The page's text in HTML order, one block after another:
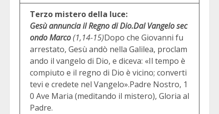
Terzo mistero della luce:
Gesù annuncia il Regno di Dio.Dal Vangelo sec
ondo Marco(1,14-15)Dopo che Giovanni fu
arrestato, Gesù andò nella Galilea, proclam
ando il vangelo di Dio, e diceva: «Il tempo è
compiuto e il regno di Dio è vicino; converti
tevi e credete nel Vangelo».Padre Nostro, 1
0 Ave Maria (meditando il mistero), Gloria al
Padre.